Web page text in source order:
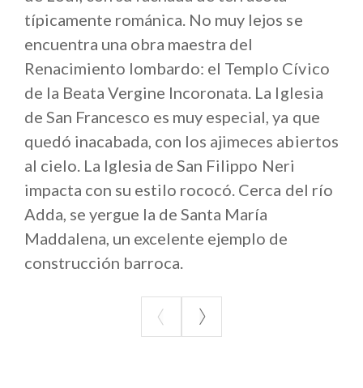
conocerlos será siguiendo la Ruta del Vino de San
Colombano y la Ruta Gastronómica de Sapori
Lodigiani.
típicamente románica. No muy lejos se
encuentra una obra maestra del
Renacimiento lombardo: el Templo Cívico
de la Beata Vergine Incoronata. La Iglesia
de San Francesco es muy especial, ya que
quedó inacabada, con los ajimeces abiertos
al cielo. La Iglesia de San Filippo Neri
impacta con su estilo rococó. Cerca del río
Adda, se yergue la de Santa María
Maddalena, un excelente ejemplo de
construcción barroca.